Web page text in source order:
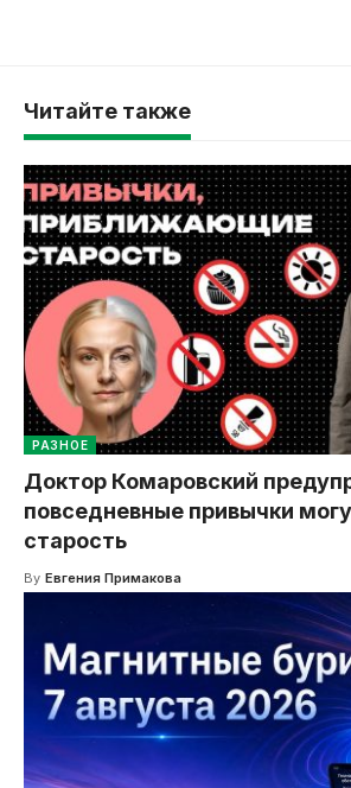
Читайте также
РАЗНОЕ
Доктор Комаровский
повседневные привычки
старость
By Евгения Примакова